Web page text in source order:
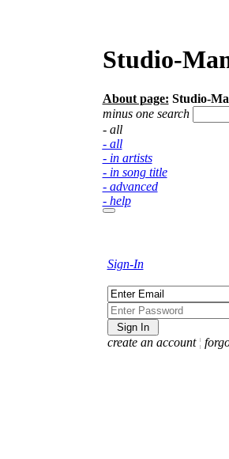
Studio-
About page: Studio-
minus one search
- all
- all
- in artists
- in song title
- advanced
- help
Sign-In
create an account ¦